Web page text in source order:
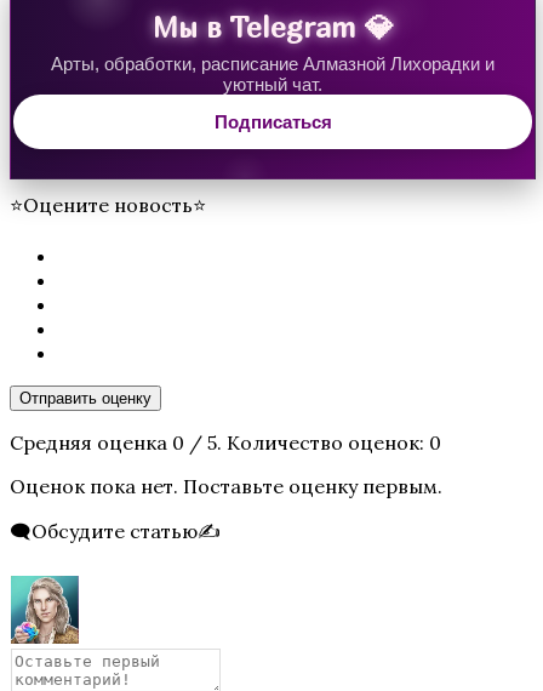
Секрет Небес 3 — Конец Вечности
Te Amo. Том 1: Залив надежды
Мы в Telegram 💎
Арты, обработки, расписание Алмазной Лихорадки и
уютный чат.
Подписаться
⭐Оцените новость⭐
Отправить оценку
Средняя оценка 0 / 5. Количество оценок: 0
Оценок пока нет. Поставьте оценку первым.
🗨️Обсудите статью✍️